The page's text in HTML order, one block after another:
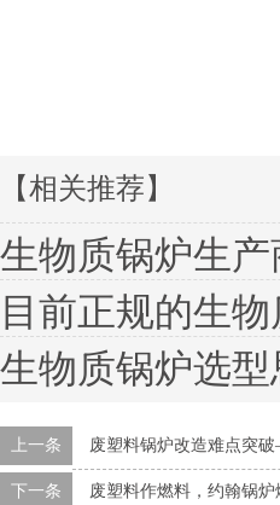
【相关推荐】
生物质锅炉生
目前正规的生
生物质锅炉选型
上一条 废塑料锅炉改造难点突
下一条 废塑料作燃料，约翰锅